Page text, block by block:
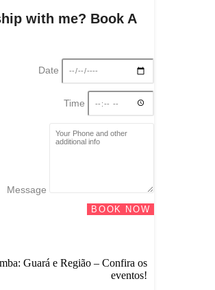
with me? Book A
Date
Time
Message
BOOK NOW